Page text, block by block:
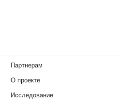
Партнерам
О проекте
Исследование